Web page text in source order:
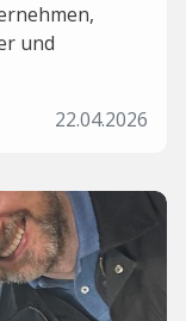
und
22.04.2026